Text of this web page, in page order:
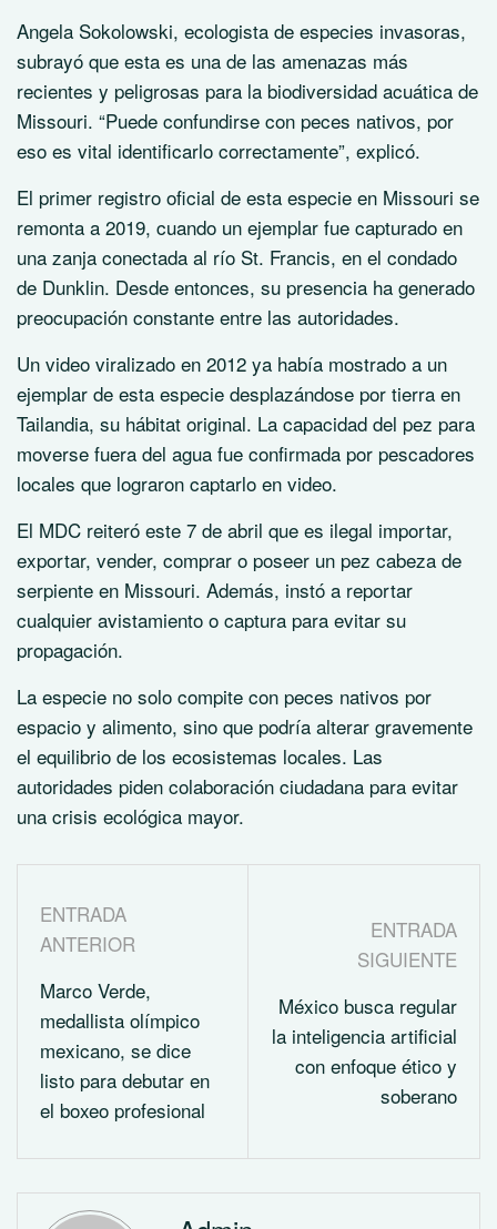
Angela Sokolowski, ecologista de especies invasoras,
subrayó que esta es una de las amenazas más
recientes y peligrosas para la biodiversidad acuática de
Missouri. “Puede confundirse con peces nativos, por
eso es vital identificarlo correctamente”, explicó.
El primer registro oficial de esta especie en Missouri se
remonta a 2019, cuando un ejemplar fue capturado en
una zanja conectada al río St. Francis, en el condado
de Dunklin. Desde entonces, su presencia ha generado
preocupación constante entre las autoridades.
Un video viralizado en 2012 ya había mostrado a un
ejemplar de esta especie desplazándose por tierra en
Tailandia, su hábitat original. La capacidad del pez para
moverse fuera del agua fue confirmada por pescadores
locales que lograron captarlo en video.
El MDC reiteró este 7 de abril que es ilegal importar,
exportar, vender, comprar o poseer un pez cabeza de
serpiente en Missouri. Además, instó a reportar
cualquier avistamiento o captura para evitar su
propagación.
La especie no solo compite con peces nativos por
espacio y alimento, sino que podría alterar gravemente
el equilibrio de los ecosistemas locales. Las
autoridades piden colaboración ciudadana para evitar
una crisis ecológica mayor.
ENTRADA
ANTERIOR
Marco Verde,
medallista olímpico
mexicano, se dice
listo para debutar en
el boxeo profesional
ENTRADA
SIGUIENTE
México busca regular
la inteligencia artificial
con enfoque ético y
soberano